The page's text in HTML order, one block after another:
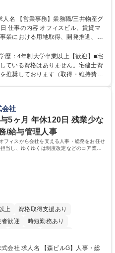
宅あり
貸マ
業における用地取得、開発推進、賃
う営業部門において事務業務を担当
務（各種費用支払、支払管理、請
申請対応）・予算作成及び予実管
種 【営業事務】
10H/完全週休2日
歴：4年制大学卒業以上【歓迎】■宅
ている資格はありません。宅建士資
推奨しております（取得・維持費用
わず、粘り強く業務に取り組める
構築でき、期限を意識したスケジュ
署（営業部門、コーポレート部門）
・資格 学歴：大学
士
会社
5ヶ月 年休120日 残業少な
/給与管理人事
フィスから会社を支える人事・総務をお任せ
当し、ゆくゆくは制度改定などのコア業務
上
資格取得支援あり
者歓迎
時短勤務あり
歓迎 駅近5分以内 土日祝休み
】人事・総